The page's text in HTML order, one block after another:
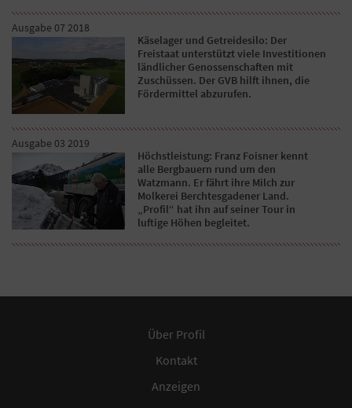
Ausgabe 07 2018
Käselager und Getreidesilo: Der
Freistaat unterstützt viele Investitionen
ländlicher Genossenschaften mit
Zuschüssen. Der GVB hilft ihnen, die
Fördermittel abzurufen.
Ausgabe 03 2019
Höchstleistung: Franz Foisner kennt
alle Bergbauern rund um den
Watzmann. Er fährt ihre Milch zur
Molkerei Berchtesgadener Land.
„Profil“ hat ihn auf seiner Tour in
luftige Höhen begleitet.
Über Profil
Kontakt
Anzeigen